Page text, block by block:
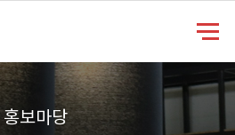
홍보마당